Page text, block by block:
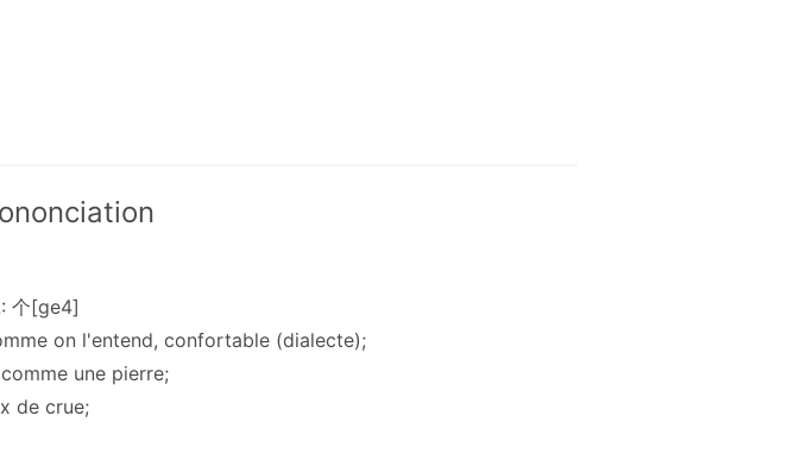
个[ge4]
on l'entend, confortable (dialecte);
une pierre;
de crue;